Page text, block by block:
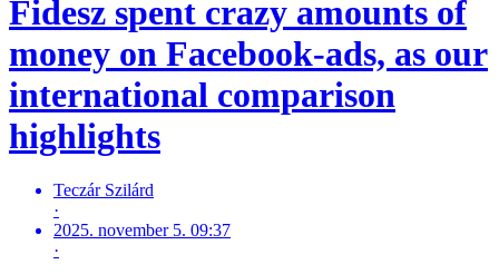
Fidesz spent crazy amounts of
money on Facebook-ads, as our
international comparison
highlights
Teczár Szilárd
·
2025. november 5. 09:37
·